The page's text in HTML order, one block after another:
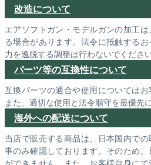
改造について
エアソフトガン・モデルガンの加工
る場合があります。法令に抵触する
力を逸脱する調整は行わないでください
パーツ等の互換性について
互換パーツの適合や使用についてはお
また、適切な使用と法令順守を最優先
海外への配送について
当店で販売する商品は、日本国内で
事のみ確認しております。そのため